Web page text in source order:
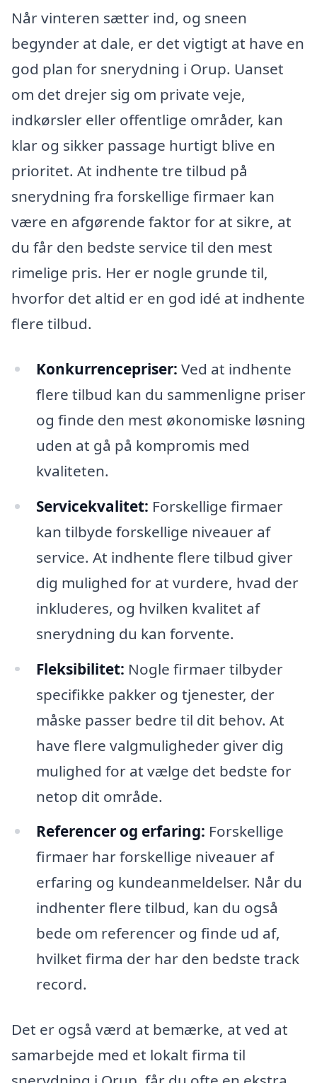
Når vinteren sætter ind, og sneen
begynder at dale, er det vigtigt at have en
god plan for snerydning i Orup. Uanset
om det drejer sig om private veje,
indkørsler eller offentlige områder, kan
klar og sikker passage hurtigt blive en
prioritet. At indhente tre tilbud på
snerydning fra forskellige firmaer kan
være en afgørende faktor for at sikre, at
du får den bedste service til den mest
rimelige pris. Her er nogle grunde til,
hvorfor det altid er en god idé at indhente
flere tilbud.
Konkurrencepriser: Ved at indhente
flere tilbud kan du sammenligne priser
og finde den mest økonomiske løsning
uden at gå på kompromis med
kvaliteten.
Servicekvalitet: Forskellige firmaer
kan tilbyde forskellige niveauer af
service. At indhente flere tilbud giver
dig mulighed for at vurdere, hvad der
inkluderes, og hvilken kvalitet af
snerydning du kan forvente.
Fleksibilitet: Nogle firmaer tilbyder
specifikke pakker og tjenester, der
måske passer bedre til dit behov. At
have flere valgmuligheder giver dig
mulighed for at vælge det bedste for
netop dit område.
Referencer og erfaring: Forskellige
firmaer har forskellige niveauer af
erfaring og kundeanmeldelser. Når du
indhenter flere tilbud, kan du også
bede om referencer og finde ud af,
hvilket firma der har den bedste track
record.
Det er også værd at bemærke, at ved at
samarbejde med et lokalt firma til